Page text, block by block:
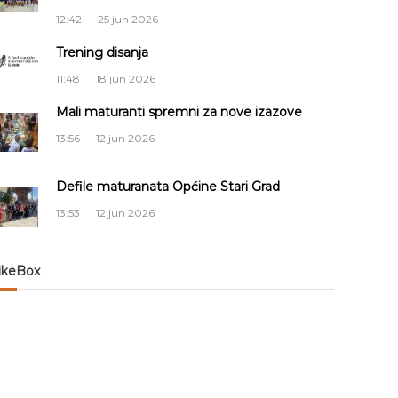
12:42 25 jun 2026
Trening disanja
11:48 18 jun 2026
Mali maturanti spremni za nove izazove
13:56 12 jun 2026
Defile maturanata Općine Stari Grad
13:53 12 jun 2026